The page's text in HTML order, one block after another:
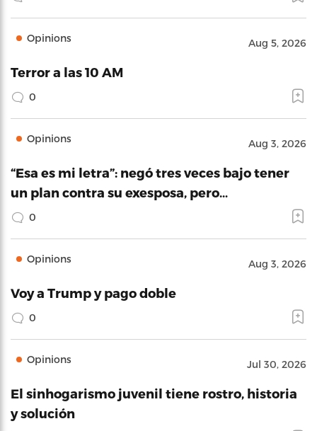
Opinions Aug 5, 2026
Terror a las 10 AM
0
Opinions Aug 3, 2026
“Esa es mi letra”: negó tres veces bajo tener
un plan contra su exesposa, pero…
0
Opinions Aug 3, 2026
Voy a Trump y pago doble
0
Opinions Jul 30, 2026
El sinhogarismo juvenil tiene rostro, historia
y solución